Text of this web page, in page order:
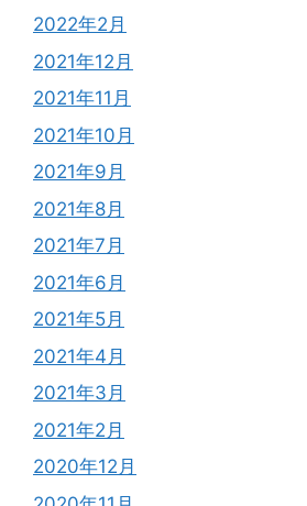
2022年2月
2021年12月
2021年11月
2021年10月
2021年9月
2021年8月
2021年7月
2021年6月
2021年5月
2021年4月
2021年3月
2021年2月
2020年12月